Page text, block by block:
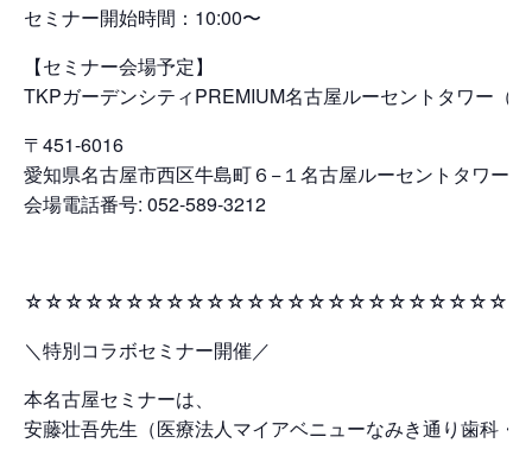
セミナー開始時間：10:00〜
【セミナー会場予定】
TKPガーデンシティPREMIUM名古屋ルーセントタワー（
〒451-6016
愛知県名古屋市西区牛島町６−１名古屋ルーセントタワー
会場電話番号: 052-589-3212
＼特別コラボセミナー開催／
本名古屋セミナーは、
安藤壮吾先生（医療法人マイアベニューなみき通り歯科・